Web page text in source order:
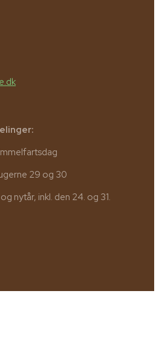
29 og 30
nytår, inkl. den 24. og 31.